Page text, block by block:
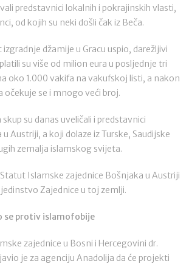
predstavnici lokalnih i pokrajinskih vlasti,
od kojih su neki došli čak iz Beča.
džamije u Gracu uspio, darežljivi
su više od milion eura u posljednje tri
oko 1.000 vakifa na vakufskoj listi, a nakon
očekuje se i mnogo veći broj.
su danas uveličali i predstavnici
Austriji, a koji dolaze iz Turske, Saudijske
zemalja islamskog svijeta.
Islamske zajednice Bošnjaka u Austriji
Zajednice u toj zemlji.
se protiv islamofobije
zajednice u Bosni i Hercegovini dr.
je za agenciju Anadolija da će projekti